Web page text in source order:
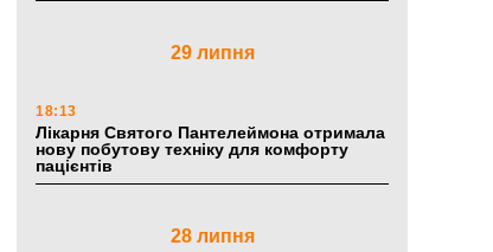
29 липня
18:13
Лікарня Святого Пантелеймона отримала
нову побутову техніку для комфорту
пацієнтів
28 липня